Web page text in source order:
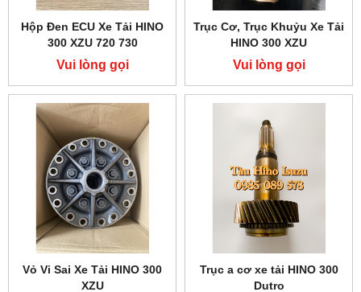
Hộp Đen ECU Xe Tải HINO
300 XZU 720 730
Vui lòng gọi
Trục Cơ, Trục Khuỷu Xe Tải
HINO 300 XZU
Vui lòng gọi
Vỏ Vi Sai Xe Tải HINO 300
XZU
Trục a cơ xe tải HINO 300
Dutro